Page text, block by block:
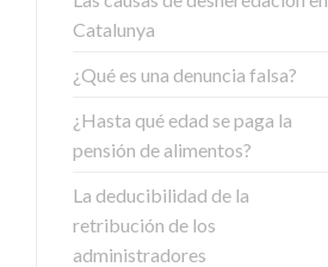
Catalunya
¿Qué es una denuncia falsa?
¿Hasta qué edad se paga la
pensión de alimentos?
La deducibilidad de la
retribución de los
administradores